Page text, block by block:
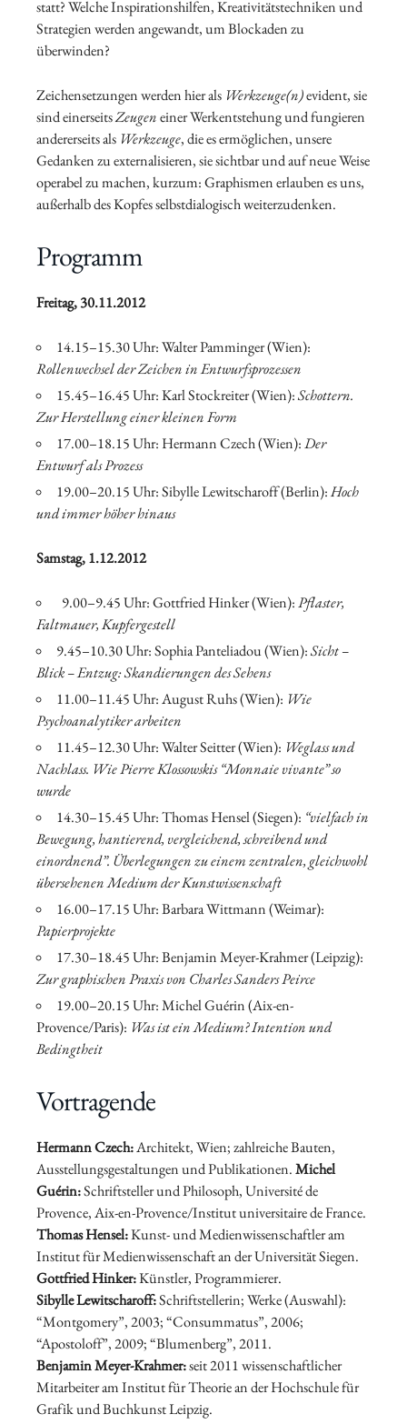
statt? Welche Inspirationshilfen, Kreativitätstechniken und
Strategien werden angewandt, um Blockaden zu
überwinden?
Zeichensetzungen werden hier als Werkzeuge(n)evident, sie
sind einerseitsZeugeneiner Werkentstehung und fungieren
andererseits als Werkzeuge, die es ermöglichen, unsere
Gedanken zu externalisieren, sie sichtbar und auf neue Weise
operabel zu machen, kurzum: Graphismen erlauben es uns,
außerhalb des Kopfes selbstdialogisch weiterzudenken.
Programm
Freitag, 30.11.2012
14.15–15.30 Uhr: Walter Pamminger (Wien):
Rollenwechsel der Zeichen in Entwurfsprozessen
15.45–16.45 Uhr: Karl Stockreiter (Wien):Schottern.
Zur Herstellung einer kleinen Form
17.00–18.15 Uhr: Hermann Czech (Wien):Der
Entwurf als Prozess
19.00–20.15 Uhr: Sibylle Lewitscharoff (Berlin):Hoch
und immer höher hinaus
Samstag, 1.12.2012
9.00–9.45 Uhr: Gottfried Hinker (Wien):Pflaster,
Faltmauer, Kupfergestell
9.45–10.30 Uhr: Sophia Panteliadou (Wien):Sicht –
Blick – Entzug: Skandierungen des Sehens
11.00–11.45 Uhr: August Ruhs (Wien): Wie
Psychoanalytiker arbeiten
11.45–12.30 Uhr: Walter Seitter (Wien): Weglass und
Nachlass. Wie Pierre Klossowskis “Monnaie vivante” so
wurde
14.30–15.45 Uhr: Thomas Hensel (Siegen): “vielfach in
Bewegung, hantierend, vergleichend, schreibend und
einordnend”. Überlegungen zu einem zentralen, gleichwohl
übersehenen Medium der Kunstwissenschaft
16.00–17.15 Uhr: Barbara Wittmann (Weimar):
Papierprojekte
17.30–18.45 Uhr: Benjamin Meyer-Krahmer (Leipzig):
Zur graphischen Praxis von Charles Sanders Peirce
19.00–20.15 Uhr: Michel Guérin (Aix-en-
Provence/Paris): Was ist ein Medium? Intention und
Bedingtheit
Vortragende
Hermann Czech:Architekt, Wien; zahlreiche Bauten,
Ausstellungsgestaltungen und Publikationen.Michel
Guérin:Schriftsteller und Philosoph, Université de
Provence, Aix-en-Provence/Institut universitaire de France.
Thomas Hensel:Kunst- und Medienwissenschaftler am
Institut für Medienwissenschaft an der Universität Siegen.
Gottfried Hinker:Künstler, Programmierer.
Sibylle Lewitscharoff:Schriftstellerin; Werke (Auswahl):
“Montgomery”, 2003; “Consummatus”, 2006;
“Apostoloff”, 2009; “Blumenberg”, 2011.
Benjamin Meyer-Krahmer:seit 2011 wissenschaftlicher
Mitarbeiter am Institut für Theorie an der Hochschule für
Grafik und Buchkunst Leipzig.